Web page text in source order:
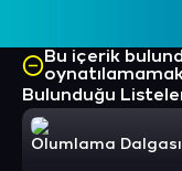
Bu içerik
Bulunduğu
Olumlama Dalgası